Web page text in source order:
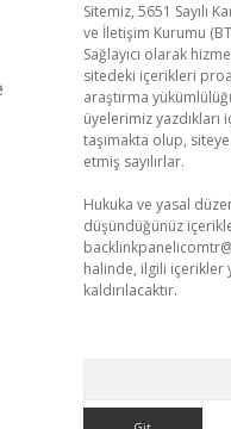
Sitemiz, 5651 Sayılı
ve İletişim Kurumu
Sağlayıcı olarak
sitedeki içerikleri
araştırma
üyelerimiz
taşımakta olup,
etmiş sayılırlar.
Hukuka ve yasal
düşündüğünüz
halinde, ilgili içerikler
kaldırılacaktır.